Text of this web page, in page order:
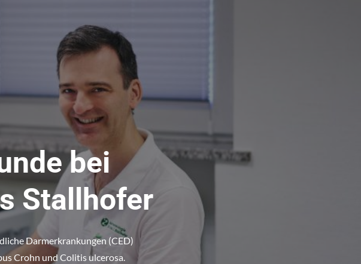
bei
Stallhofer
Darmerkrankungen (CED)
Crohn und Colitis ulcerosa.